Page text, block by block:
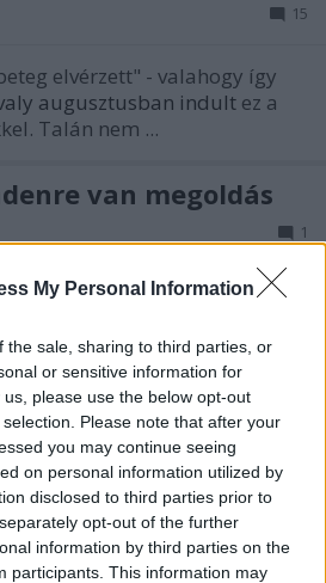
My Personal Information
the sale, sharing to third parties, or
or sensitive information for
please use the below opt-out
Please note that after your
you may continue seeing
on personal information utilized by
disclosed to third parties prior to
opt-out of the further
information by third parties on the
participants. This information may
15
elvérzett" - valahogy így
augusztusban indult ez a
Talán nem ...
van megoldás
1
sok mindenben úttörő volt,
győzelme
indulva, tanári módon
Brookes, hogy elhódítsa a
járó győzelmi ...